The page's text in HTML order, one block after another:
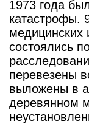
1973 года
катастрофы.
медицинских
состоялись
перевезены
выложены в
деревянном